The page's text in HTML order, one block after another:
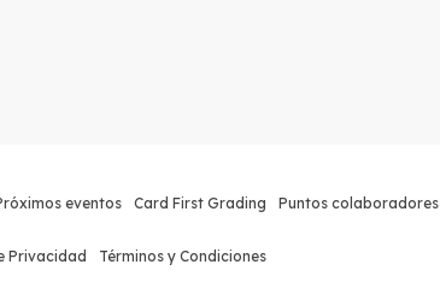
eventos Card First Grading Puntos colaboradores
Privacidad Términos y Condiciones